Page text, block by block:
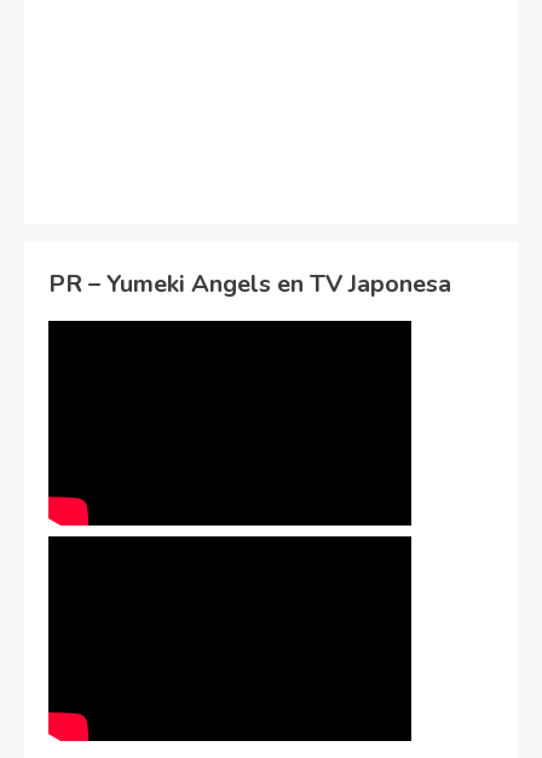
PR – Yumeki Angels en TV Japonesa